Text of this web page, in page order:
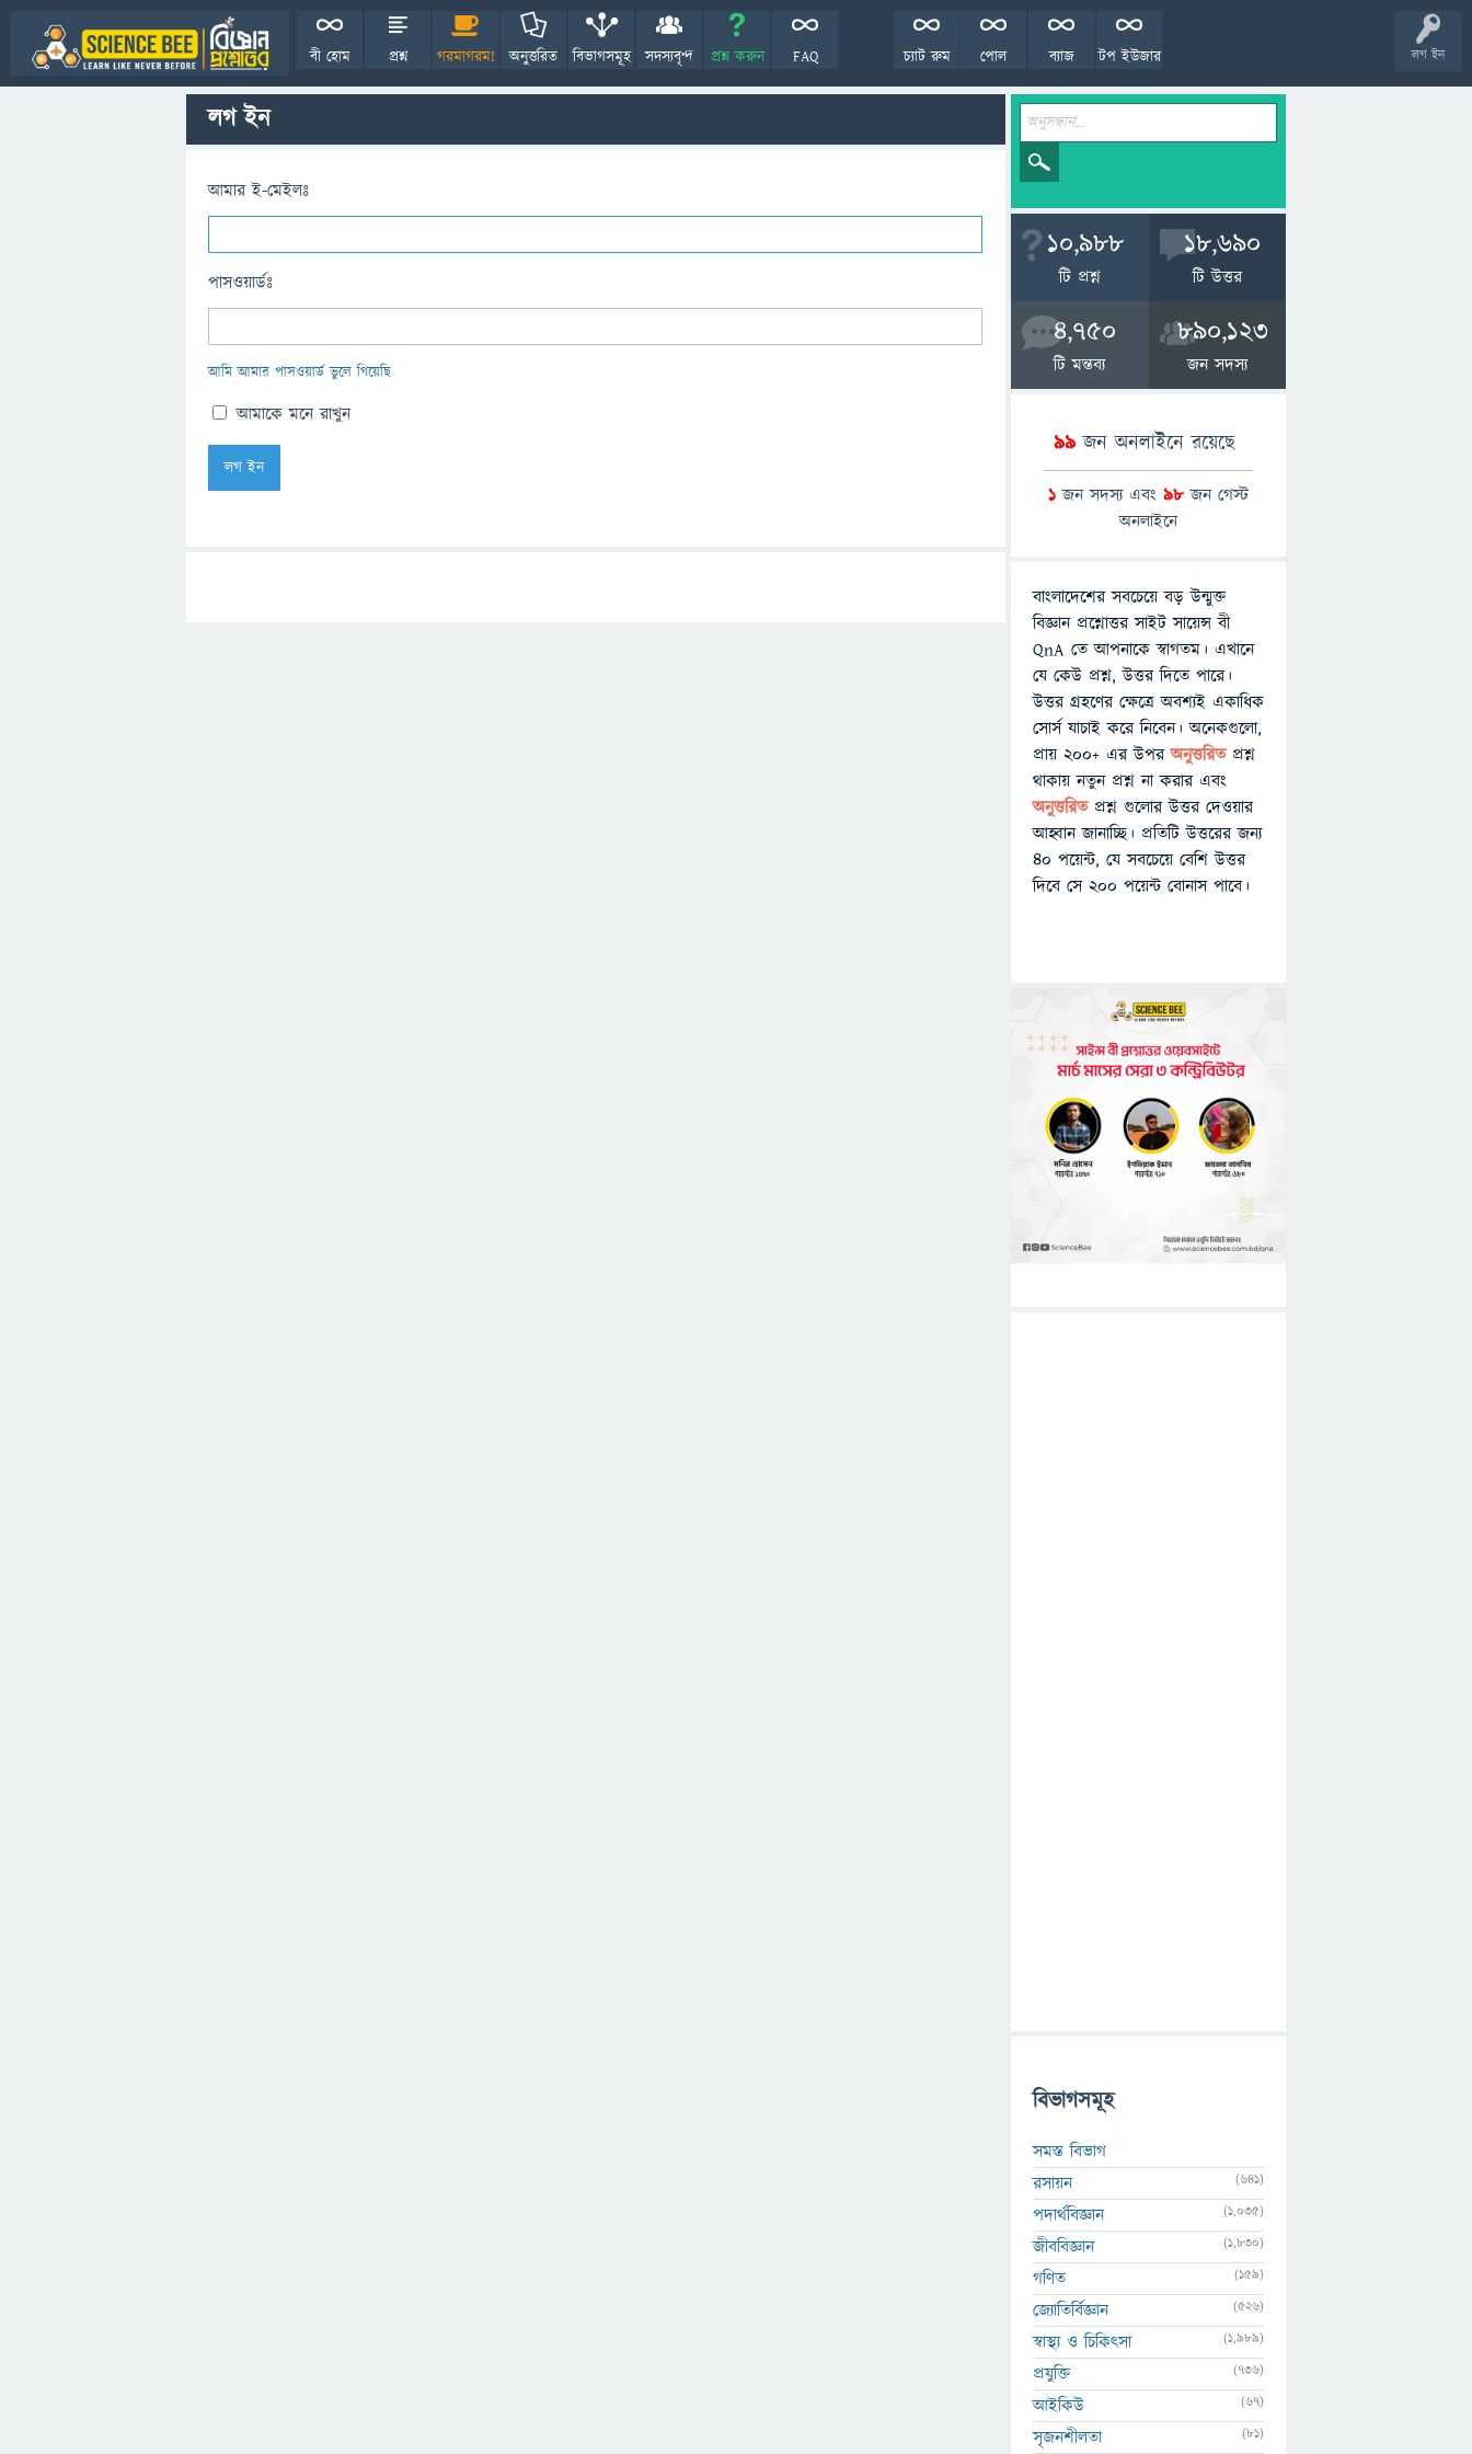
লগ ইন
বী হোম প্রশ্ন গরমাগরম! অনুত্তরিত বিভাগসমূহ সদস্যবৃন্দ প্রশ্ন করুন FAQ টপ ইউজার
ব্যাজ
পোল
চ্যাট রুম
লগ ইন
আমার ই-মেইলঃ
পাসওয়ার্ডঃ
আমি আমার পাসওয়ার্ড ভুলে গিয়েছি
আমাকে মনে রাখুন
10,988
টি প্রশ্ন
18,690
টি উত্তর
4,750
টি মন্তব্য
890,123
জন সদস্য
99জন অনলাইনে রয়েছে
1 জন সদস্য এবং 98 জন গেস্ট
অনলাইনে
বাংলাদেশের সবচেয়ে বড় উন্মুক্ত
বিজ্ঞান প্রশ্নোত্তর সাইট সায়েন্স বী
QnA তে আপনাকে স্বাগতম। এখানে
যে কেউ প্রশ্ন, উত্তর দিতে পারে।
উত্তর গ্রহণের ক্ষেত্রে অবশ্যই একাধিক
সোর্স যাচাই করে নিবেন। অনেকগুলো,
প্রায় ২০০+ এর উপরঅনুত্তরিতপ্রশ্ন
থাকায় নতুন প্রশ্ন না করার এবং
অনুত্তরিত প্রশ্ন গুলোর উত্তর দেওয়ার
আহ্বান জানাচ্ছি। প্রতিটি উত্তরের জন্য
৪০ পয়েন্ট, যে সবচেয়ে বেশি উত্তর
দিবে সে ২০০ পয়েন্ট বোনাস পাবে।
বিভাগসমূহ
সমস্ত বিভাগ
রসায়ন
(641)
পদার্থবিজ্ঞান (1,035)
জীববিজ্ঞান (1,830)
গণিত (159)
জ্যোতির্বিজ্ঞান (526)
স্বাস্থ্য ও চিকিৎসা (1,989)
প্রযুক্তি (736)
আইকিউ (67)
সৃজনশীলতা (81)